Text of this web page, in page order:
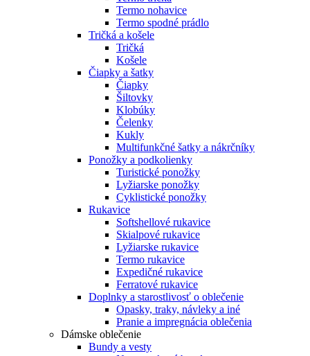
Termo nohavice
Termo spodné prádlo
Tričká a košele
Tričká
Košele
Čiapky a šatky
Čiapky
Šiltovky
Klobúky
Čelenky
Kukly
Multifunkčné šatky a nákrčníky
Ponožky a podkolienky
Turistické ponožky
Lyžiarske ponožky
Cyklistické ponožky
Rukavice
Softshellové rukavice
Skialpové rukavice
Lyžiarske rukavice
Termo rukavice
Expedičné rukavice
Ferratové rukavice
Doplnky a starostlivosť o oblečenie
Opasky, traky, návleky a iné
Pranie a impregnácia oblečenia
Dámske oblečenie
Bundy a vesty